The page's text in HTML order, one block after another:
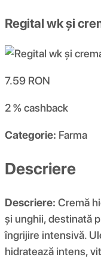
Regital wk și
7.59 RON
2 %cashback
Categorie: Farma
Descriere
Descriere: Cremă
și unghii, destinată
îngrijire intensivă.
hidratează intens,